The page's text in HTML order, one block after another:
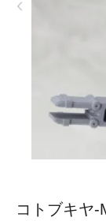
コトブキヤ-